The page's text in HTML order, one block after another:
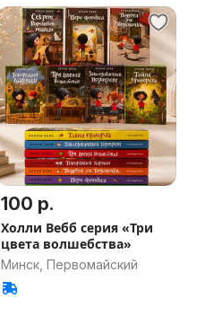
100 р.
Холли Вебб серия «Три
цвета волшебства»
Минск, Первомайский